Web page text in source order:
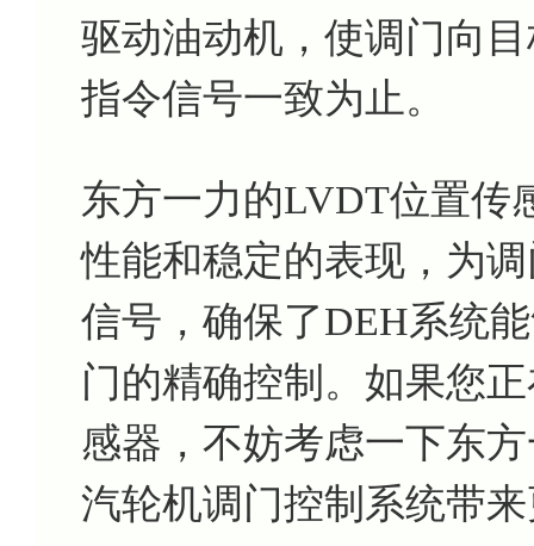
驱动油动机，使调门向
指令信号一致为止。
东方一力的LVDT位置传
性能和稳定的表现，为
信号，确保了DEH系统
门的精确控制。如果您
感器，不妨考虑一下东
汽轮机调门控制系统带